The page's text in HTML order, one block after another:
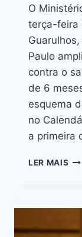
O
terça-feira
Paulo
contra o
de 6
esquema
no
a primeira
LER MAIS